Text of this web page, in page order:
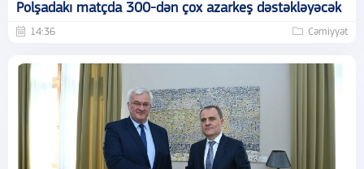
Polşadakı matçda 300-dən çox azarkeş dəstəkləyəcək
14:36 Cəmiyyət